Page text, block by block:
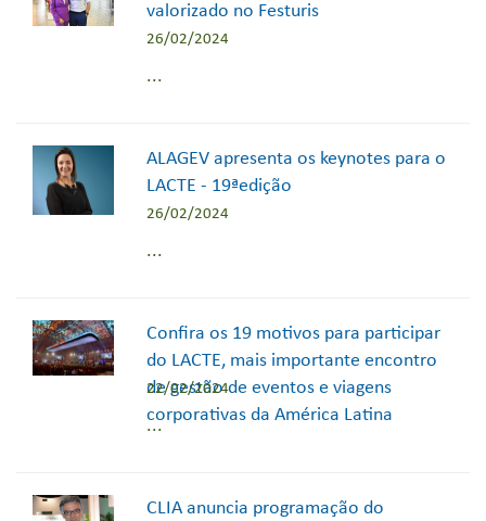
valorizado no Festuris
26/02/2024
...
ALAGEV apresenta os keynotes para o
LACTE - 19ªedição
26/02/2024
...
Confira os 19 motivos para participar
do LACTE, mais importante encontro
de gestão de eventos e viagens
corporativas da América Latina
22/02/2024
...
CLIA anuncia programação do